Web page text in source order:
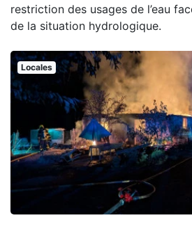
restriction des usages de l’eau
de la situation hydrologique.
Locales